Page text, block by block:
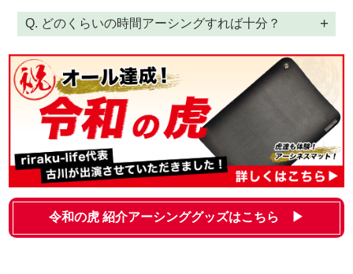
Q. どのくらいの時間アーシングすれば十分？
令和の虎 紹介アーシンググッズはこちら ▶︎